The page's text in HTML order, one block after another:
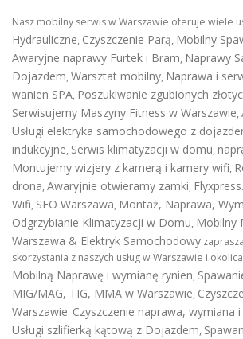
Nasz mobilny serwis w Warszawie oferuje wiele
Hydrauliczne, Czyszczenie Parą, Mobilny
Awaryjne naprawy Furtek i Bram, Naprawy
Dojazdem, Warsztat mobilny, Naprawa i
wanien SPA, Poszukiwanie zgubionych
Serwisujemy Maszyny Fitness w Warszawie,
Usługi elektryka samochodowego z
indukcyjne, Serwis klimatyzacji w domu,
Montujemy wizjery z kamerą i kamery wifi,
drona, Awaryjnie otwieramy zamki,
Wifi, SEO Warszawa, Montaż, Naprawa,
Odgrzybianie Klimatyzacji w Domu, Mobilny
Warszawa & Elektryk Samochodowy
skorzystania z naszych usług w Warszawie i
Mobilną Naprawę i wymianę rynien,
MIG/MAG, TIG, MMA w Warszawie,
Warszawie. Czyszczenie naprawa, wymiana
Usługi szlifierką kątową z Dojazdem,